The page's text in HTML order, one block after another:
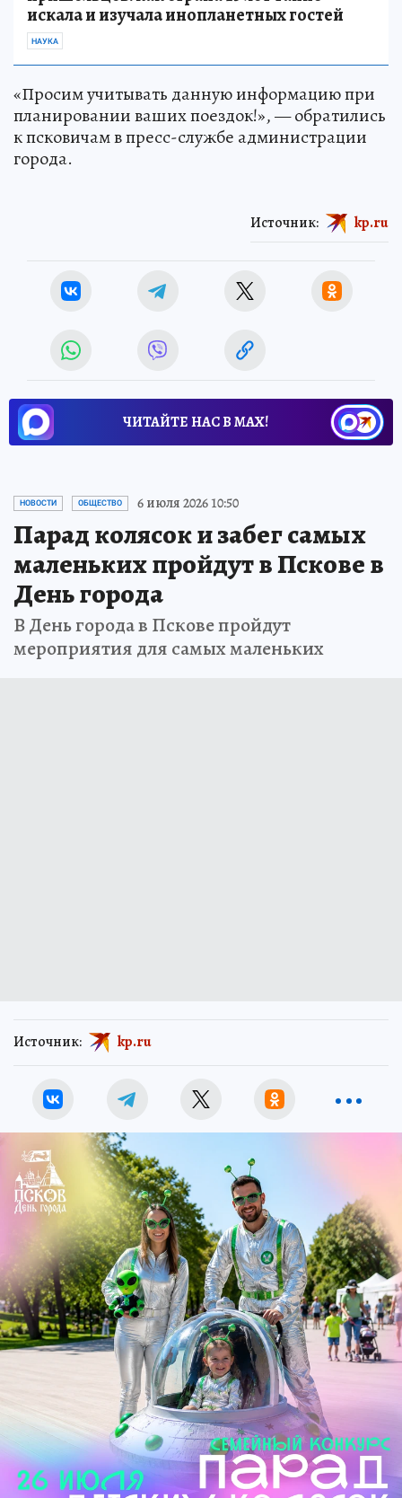
искала и изучала инопланетных гостей
НАУКА
«Просим учитывать данную информацию при
планировании ваших поездок!», — обратились
к псковичам в пресс-службе администрации
города.
Источник: kp.ru
ЧИТАЙТЕ НАС В МАХ!
НОВОСТИ ОБЩЕСТВО 6 июля 2026 10:50
Парад колясок и забег самых
маленьких пройдут в Пскове в
День города
В День города в Пскове пройдут
мероприятия для самых маленьких
Источник: kp.ru